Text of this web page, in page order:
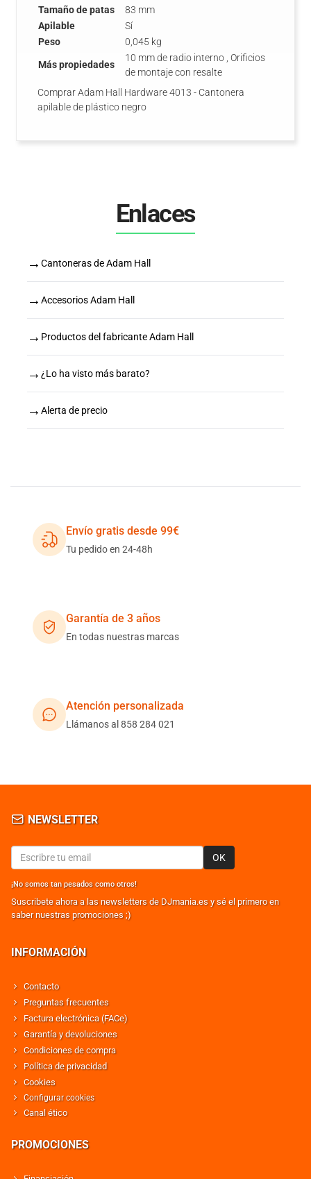
Tamaño de patas
83 mm
Apilable
Sí
Peso
0,045 kg
Más propiedades
10 mm de radio interno , Orificios
de montaje con resalte
Comprar Adam Hall Hardware 4013 - Cantonera
apilable de plástico negro
Enlaces
→ Cantoneras de Adam Hall
→ Accesorios Adam Hall
→ Productos del fabricante Adam Hall
→ ¿Lo ha visto más barato?
→ Alerta de precio
Envío gratis desde 99€
Tu pedido en 24-48h
Garantía de 3 años
En todas nuestras marcas
Atención personalizada
Llámanos al 858 284 021
NEWSLETTER
OK
¡No somos tan pesados como otros!
Suscribete ahora a las newsletters de DJmania.es y sé el primero en
saber nuestras promociones ;)
INFORMACIÓN
Contacto
Preguntas frecuentes
Factura electrónica (FACe)
Garantía y devoluciones
Condiciones de compra
Política de privacidad
Cookies
Configurar cookies
Canal ético
PROMOCIONES